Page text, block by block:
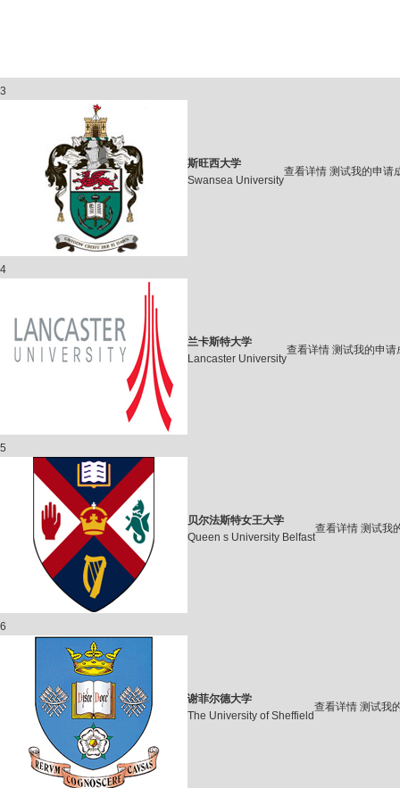
3
斯旺西大学
Swansea University
查看详情 测试我的申请
4
兰卡斯特大学
Lancaster University
查看详情 测试我的申请
5
贝尔法斯特女王大学
Queen s University Belfast
查看详情 测试我
6
谢菲尔德大学
The University of Sheffield
查看详情 测试我